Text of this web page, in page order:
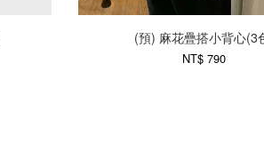
(預) 麻花疊搭小背心(3
NT$ 790